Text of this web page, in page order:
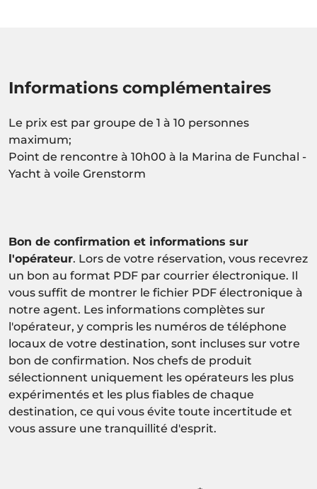
Informations complémentaires
Le prix est par groupe de 1 à 10 personnes
maximum;
Point de rencontre à 10h00 à la Marina de Funchal -
Yacht à voile Grenstorm
Bon de confirmation et informations sur
l'opérateur. Lors de votre réservation, vous recevrez
un bon au format PDF par courrier électronique. Il
vous suffit de montrer le fichier PDF électronique à
notre agent. Les informations complètes sur
l'opérateur, y compris les numéros de téléphone
locaux de votre destination, sont incluses sur votre
bon de confirmation. Nos chefs de produit
sélectionnent uniquement les opérateurs les plus
expérimentés et les plus fiables de chaque
destination, ce qui vous évite toute incertitude et
vous assure une tranquillité d'esprit.